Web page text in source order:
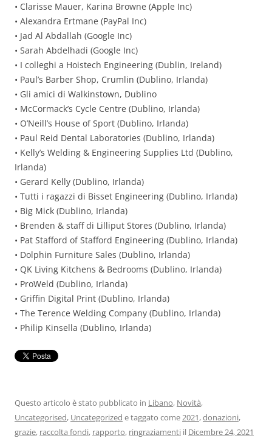
• Clarisse Mauer, Karina Browne (Apple Inc)
• Alexandra Ertmane (PayPal Inc)
• Jad Al Abdallah (Google Inc)
• Sarah Abdelhadi (Google Inc)
• I colleghi a Hoistech Engineering (Dublin, Ireland)
• Paul’s Barber Shop, Crumlin (Dublino, Irlanda)
• Gli amici di Walkinstown, Dublino
• McCormack’s Cycle Centre (Dublino, Irlanda)
• O’Neill’s House of Sport (Dublino, Irlanda)
• Paul Reid Dental Laboratories (Dublino, Irlanda)
• Kelly’s Welding & Engineering Supplies Ltd (Dublino,
Irlanda)
• Gerard Kelly (Dublino, Irlanda)
• Tutti i ragazzi di Bisset Engineering (Dublino, Irlanda)
• Big Mick (Dublino, Irlanda)
• Brenden & staff di Lilliput Stores (Dublino, Irlanda)
• Pat Stafford of Stafford Engineering (Dublino, Irlanda)
• Dolphin Furniture Sales (Dublino, Irlanda)
• QK Living Kitchens & Bedrooms (Dublino, Irlanda)
• ProWeld (Dublino, Irlanda)
• Griffin Digital Print (Dublino, Irlanda)
• The Terence Welding Company (Dublino, Irlanda)
• Philip Kinsella (Dublino, Irlanda)
Questo articolo è stato pubblicato in Libano, Novità,
Uncategorised, Uncategorized e taggato come2021,donazioni,
grazie, raccolta fondi, rapporto, ringraziamenti il Dicembre 24, 2021